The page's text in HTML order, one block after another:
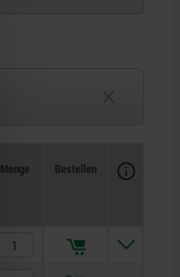
Menge Bestellen